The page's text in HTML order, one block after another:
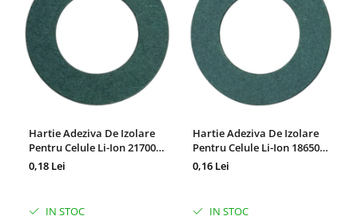
Hartie Adeziva De Izolare
Pentru Celule Li-Ion 21700,
Set 100 Bucati
0,18 Lei
IN STOC
Hartie Adeziva De Izolare
Pentru Celule Li-Ion 18650,
Set 100 Bucati
0,16 Lei
IN STOC